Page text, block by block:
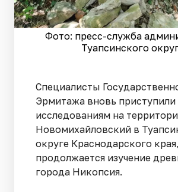
Фото: пресс-служба
Туапсинского
Специалисты
Эрмитажа вновь
исследованиям на
Новомихайловский в
округе Краснодарского
продолжается изучение
города Никопсия.